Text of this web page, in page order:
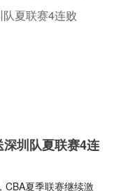
圳队夏联赛4连
CBA夏季联赛继续激